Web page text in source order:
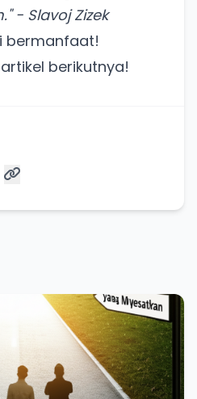
- Slavoj Zizek
bermanfaat!
berikutnya!